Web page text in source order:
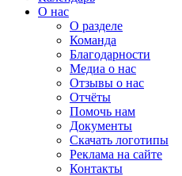
О нас
О разделе
Команда
Благодарности
Медиа о нас
Отзывы о нас
Отчёты
Помочь нам
Документы
Скачать логотипы
Реклама на сайте
Контакты